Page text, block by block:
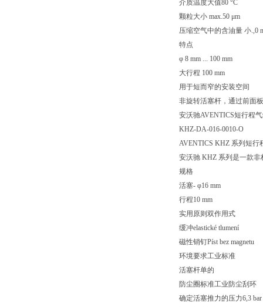
介质温度大值80 °C
颗粒大小 max.50 μm
压缩空气中的含油量 小.,0
特点
φ 8 mm ... 100 mm
大行程 100 mm
用于短而窄的安装空间
非旋转活塞杆，通过前面
安沃驰AVENTICS短行程
KHZ-DA-016-0010-O
AVENTICS KHZ 系列短行
安沃驰 KHZ 系列是一款
规格
活塞- φ16 mm
行程10 mm
实用原则双作用式
缓冲elastické tlumení
磁性销钉Píst bez magnetu
环境要求工业标准
活塞杆单的
防尘圈标准工业防尘刮环
确定活塞推力的压力6,3 bar